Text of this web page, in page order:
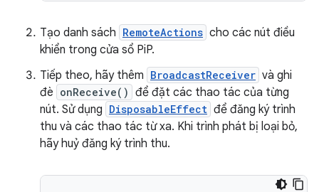
Tạo danh sách RemoteActions cho các nút điều
khiển trong cửa sổ PiP.
Tiếp theo, hãy thêm BroadcastReceiver và ghi
đè onReceive() để đặt các thao tác của từng
nút. Sử dụng DisposableEffect để đăng ký trình
thu và các thao tác từ xa. Khi trình phát bị loại bỏ,
hãy huỷ đăng ký trình thu.